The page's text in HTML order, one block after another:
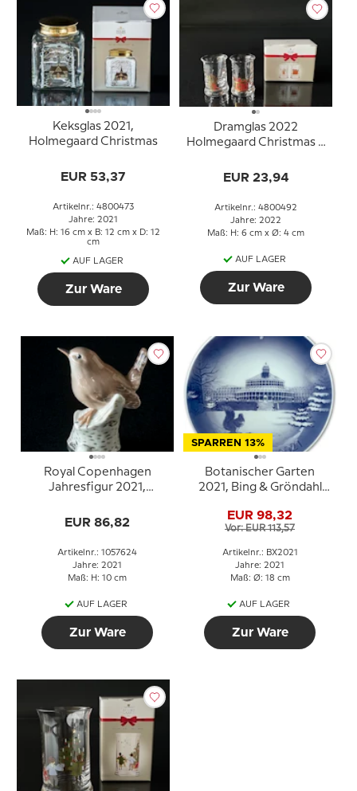
Keksglas 2021,
Holmegaard Christmas
EUR 53,37
Artikelnr.: 4800473
Jahre: 2021
Maß: H: 16 cm x B: 12 cm x D: 12
cm
AUF LAGER
Zur Ware
Dramglas 2022
Holmegaard Christmas 2
EUR 23,94
Artikelnr.: 4800492
Jahre: 2022
Maß: H: 6 cm x Ø: 4 cm
AUF LAGER
Zur Ware
Royal Copenhagen
Jahresfigur 2021,
EUR 86,82
Artikelnr.: 1057624
Jahre: 2021
Maß: H: 10 cm
AUF LAGER
Zur Ware
SPARREN 13%
Botanischer Garten
2021, Bing & Gröndahl
EUR 98,32
Vor: EUR 113,57
Artikelnr.: BX2021
Jahre: 2021
Maß: Ø: 18 cm
AUF LAGER
Zur Ware